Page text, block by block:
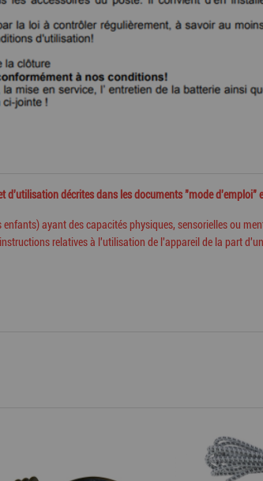
d'utilisation décrites dans les documents "mode
enfants) ayant des capacités physiques, sensorielles ou
relatives à l'utilisation de l'appareil de la part